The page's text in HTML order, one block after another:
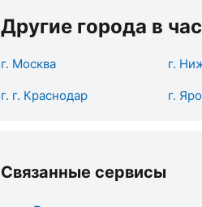
Другие города в
г. Москва г.
г. г. Краснодар г.
Связанные сервисы